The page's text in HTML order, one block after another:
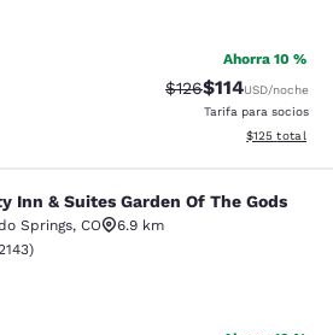
Ahorra 10 %
Precio tachado:
$126Precio con
$114USD/noche
Tarifa para socios
Ver detalles
$125 total
Suites Garden Of The
Inn & Suites Garden Of The Gods
Springs, CO
6.9 km
de 3.79 estrellas. Bueno. 2143 reseñas
)